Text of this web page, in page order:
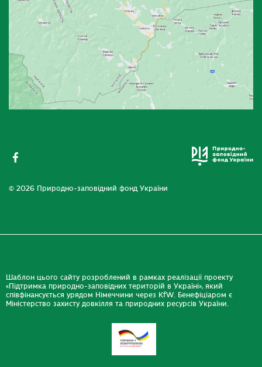
© 2026 Природно-заповідний фонд України
Шаблон цього сайту розроблений в рамках реалізації проекту
«Підтримка природно-заповідних територій в Україні», який
співфінансується урядом Німеччини через KfW. Бенефіціаром є
Міністерство захисту довкілля та природних ресурсів України.